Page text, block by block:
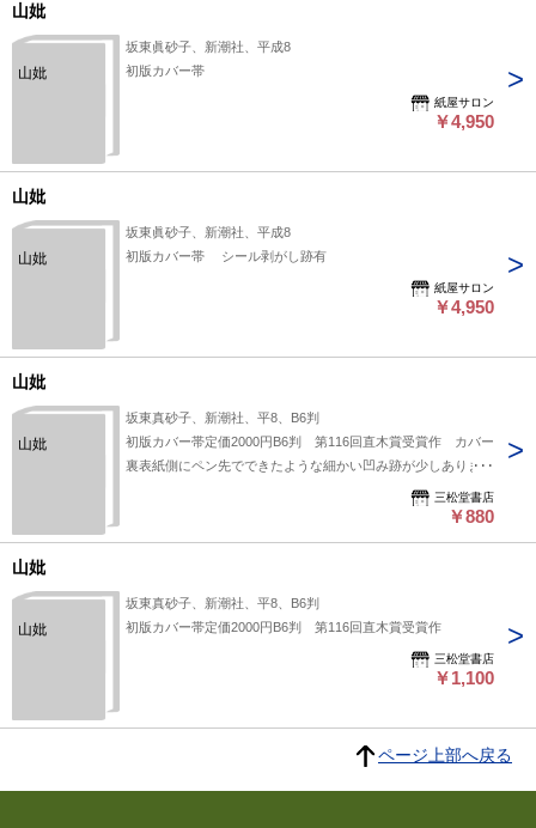
山妣
山妣
坂東眞砂子、新潮社、平成8
初版カバー帯
紙屋サロン
￥4,950
山妣
山妣
坂東眞砂子、新潮社、平成8
初版カバー帯 シール剥がし跡有
紙屋サロン
￥4,950
山妣
山妣
坂東真砂子、新潮社、平8、B6判
初版カバー帯定価2000円B6判 第116回直木賞受賞作 カバー
裏表紙側にペン先でできたような細かい凹み跡が少しありま
す 書籍本体は、小口に極わずかによごれ、52Pの上部余白表
面に少し剥がれ（付箋を剥がした跡と思われます）、6ヶ所ほ
三松堂書店
￥880
山妣
山妣
坂東真砂子、新潮社、平8、B6判
初版カバー帯定価2000円B6判 第116回直木賞受賞作
三松堂書店
￥1,100
ページ上部へ戻る